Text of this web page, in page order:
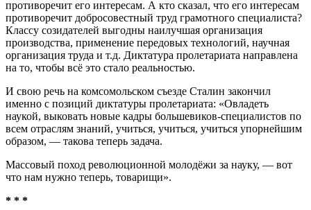
противоречит его интересам. А кто сказал, что его интересам
противоречит добросовестный труд грамотного специалиста?
Классу созидателей выгодны наилучшая организация
производства, применение передовых технологий, научная
организация труда и т.д. Диктатура пролетариата направлена
на то, чтобы всё это стало реальностью.
И свою речь на комсомольском съезде Сталин закончил
именно с позиций диктатуры пролетариата: «Овладеть
наукой, выковать новые кадры большевиков-специалистов по
всем отраслям знаний, учиться, учиться, учиться упорнейшим
образом, — такова теперь задача.
Массовый поход революционной молодёжи за науку, — вот
что нам нужно теперь, товарищи».
* * *